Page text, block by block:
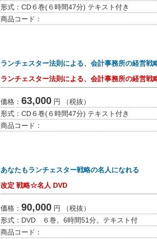
形式： CD６巻(６時間47分) テキスト付き
商品コード：
ランチェスター法則による、会計事務所の経営戦
ランチェスター法則による、会計事務所の経営戦
価格： 63,000 円
（税抜）
形式： CD６巻(６時間47分) テキスト付き
商品コード：
あなたもランチェスター戦略の名人になれる
改定 戦略☆名人 DVD
価格： 90,000 円
（税抜）
形式： DVD ６巻。6時間51分。テキスト付
商品コード：